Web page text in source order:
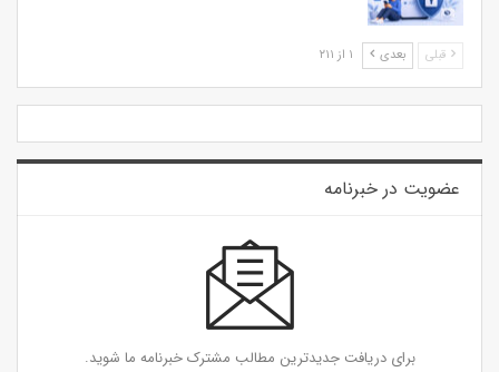
قبلی بعدی ۱ از ۲۱۱
عضویت در خبرنامه
برای دریافت جدیدترین مطالب مشترک خبرنامه ما شوید.